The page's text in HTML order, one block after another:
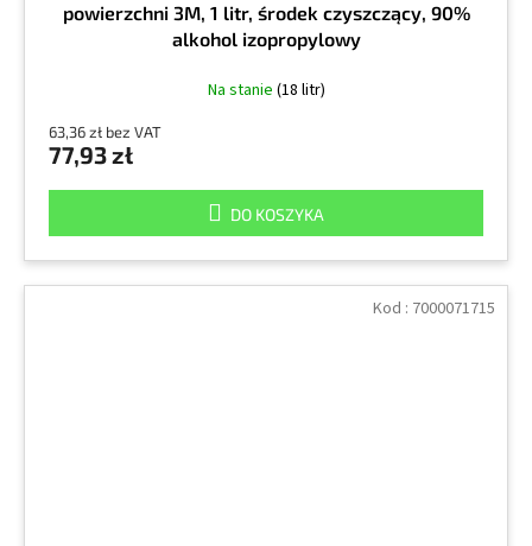
powierzchni 3M, 1 litr, środek czyszczący, 90%
alkohol izopropylowy
Na stanie (18 litr)
63,36 zł bez VAT
77,93 zł
DO KOSZYKA
Kod : 7000071715